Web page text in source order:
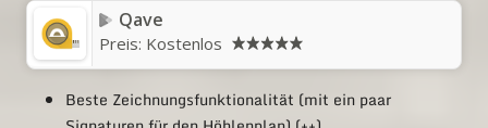
Qave
Preis: Kostenlos
Beste Zeichnungsfunktionalität (mit ein paar